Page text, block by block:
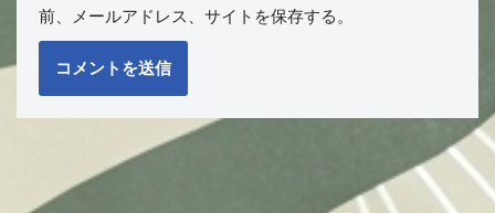
前、メールアドレス、サイトを保存する。